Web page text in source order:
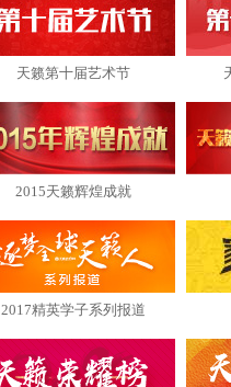
天籁第十届艺术节
2015天籁辉煌成就
2017精英学子系列报道